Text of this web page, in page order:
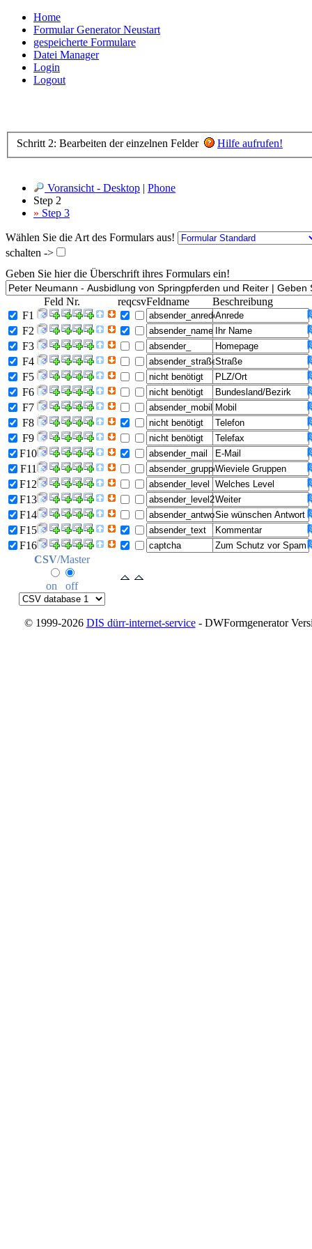
Home
Formular Generator Neustart
gespeicherte Formulare
Datei Manager
Login
Logout
Schritt 2: Bearbeiten der einzelnen Felder Hilfe aufrufen!
Voransicht - Desktop | Phone
Step 2
» Step 3
Wählen Sie die Art des Formulars aus!
schalten ->
Geben Sie hier die Überschrift ihres Formulars ein!
Feld Nr. reqcsvFeldname
Beschreibung
F1
F2
F3
F4
F5
F6
F7
F8
F9
F10
F11
F12
F13
F14
F15
F16
CSV/Master
on off
© 1999-2026 DIS dürr-internet-service- DWFormgenerator